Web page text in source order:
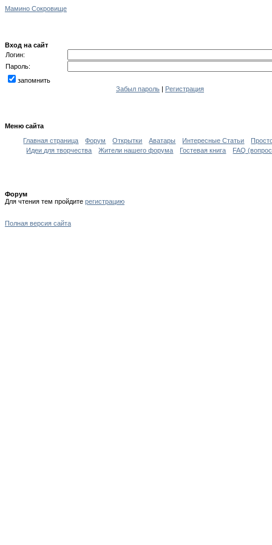
Мамино Сокровище
Вход на сайт
Логин:
Пароль:
запомнить
Забыл пароль | Регистрация
Меню сайта
Главная страница
Форум Открытки Аватары Интересные Статьи
Идеи для творчества
Жители нашего форума Гостевая книга FAQ
Форум
Для чтения тем пройдите регистрацию
Полная версия сайта